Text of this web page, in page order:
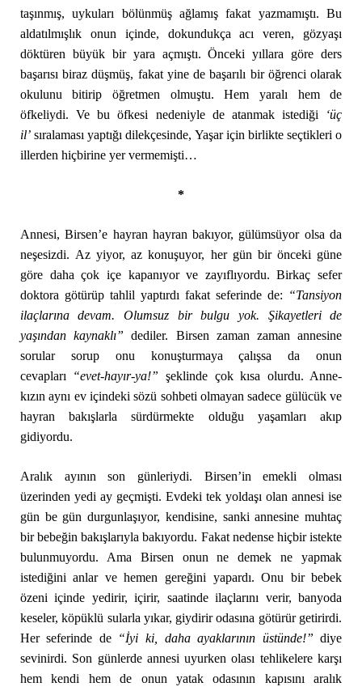
taşınmış, uykuları bölünmüş ağlamış fakat yazmamıştı. Bu
aldatılmışlık onun içinde, dokundukça acı veren, gözyaşı
döktüren büyük bir yara açmıştı. Önceki yıllara göre ders
başarısı biraz düşmüş, fakat yine de başarılı bir öğrenci olarak
okulunu bitirip öğretmen olmuştu. Hem yaralı hem de
öfkeliydi. Ve bu öfkesi nedeniyle de atanmak istediği
‘üç
il’ sıralaması yaptığı dilekçesinde, Yaşar için birlikte seçtikleri o
illerden hiçbirine yer vermemişti…
*
Annesi, Birsen’e hayran hayran bakıyor, gülümsüyor olsa da
neşesizdi. Az yiyor, az konuşuyor, her gün bir önceki güne
göre daha çok içe kapanıyor ve zayıflıyordu. Birkaç sefer
doktora götürüp tahlil yaptırdı fakat seferinde de: “Tansiyon
ilaçlarına devam. Olumsuz bir bulgu yok. Şikayetleri de
yaşından kaynaklı” dediler. Birsen zaman zaman annesine
sorular sorup onu konuşturmaya çalışsa da onun
cevapları “evet-hayır-ya!” şeklinde çok kısa olurdu. Anne-
kızın aynı ev içindeki sözü sohbeti olmayan sadece gülücük ve
hayran bakışlarla sürdürmekte olduğu yaşamları akıp
gidiyordu.
Aralık ayının son günleriydi. Birsen’in emekli olması
üzerinden yedi ay geçmişti. Evdeki tek yoldaşı olan annesi ise
gün be gün durgunlaşıyor, kendisine, sanki annesine muhtaç
bir bebeğin bakışlarıyla bakıyordu. Fakat nedense hiçbir istekte
bulunmuyordu. Ama Birsen onun ne demek ne yapmak
istediğini anlar ve hemen gereğini yapardı. Onu bir bebek
özeni içinde yedirir, içirir, saatinde ilaçlarını verir, banyoda
keseler, köpüklü sularla yıkar, giydirir odasına götürür getirirdi.
Her seferinde de “İyi ki, daha ayaklarının üstünde!” diye
sevinirdi. Son günlerde annesi uyurken olası tehlikelere karşı
hem kendi hem de onun yatak odasının kapısını aralık